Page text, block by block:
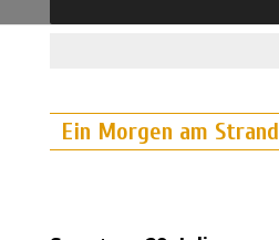
Ein Morgen am Strand